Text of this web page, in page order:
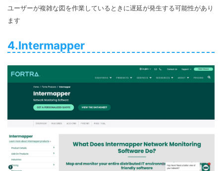
ユーザーが複雑な図を作業しているときに遅延が発生する可能性があり
ます
4.Intermapper